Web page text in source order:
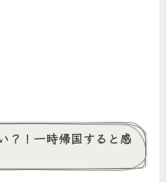
？！一時帰国すると感